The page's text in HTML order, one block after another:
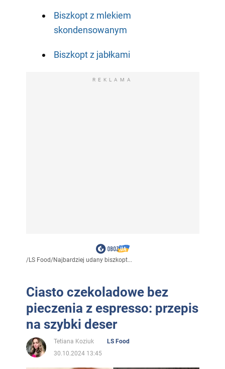
Biszkopt z mlekiem
skondensowanym
Biszkopt z jabłkami
REKLAMA
/LS Food/Najbardziej udany biszkopt...
Ciasto czekoladowe bez
pieczenia z espresso: przepis
na szybki deser
Tetiana Koziuk
LS Food
30.10.2024 13:45